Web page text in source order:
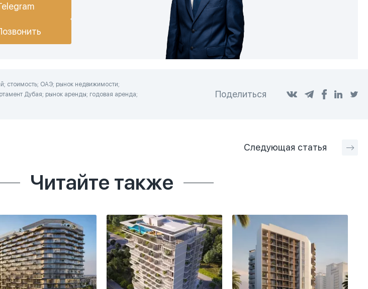
стоимость; ОАЭ; рынок недвижимости;
Дубая; рынок аренды; годовая аренда;
Поделиться
Следующая статья
Читайте также